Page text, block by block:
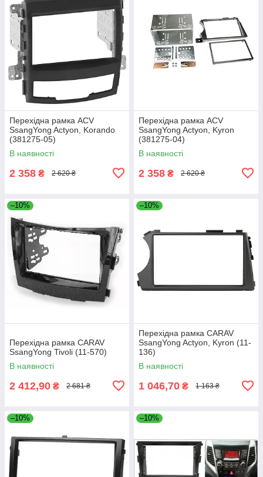
Перехідна рамка ACV
SsangYong Actyon, Korando
(381275-05)
В наявності
2 358 ₴ 2 620 ₴
Перехідна рамка ACV
SsangYong Actyon, Kyron
(381275-04)
В наявності
2 358 ₴ 2 620 ₴
–10%
Перехідна рамка CARAV
SsangYong Tivoli (11-570)
В наявності
2 412,90 ₴ 2 681 ₴
–10%
Перехідна рамка CARAV
SsangYong Actyon, Kyron (11-
136)
В наявності
1 046,70 ₴ 1 163 ₴
–10% –10%